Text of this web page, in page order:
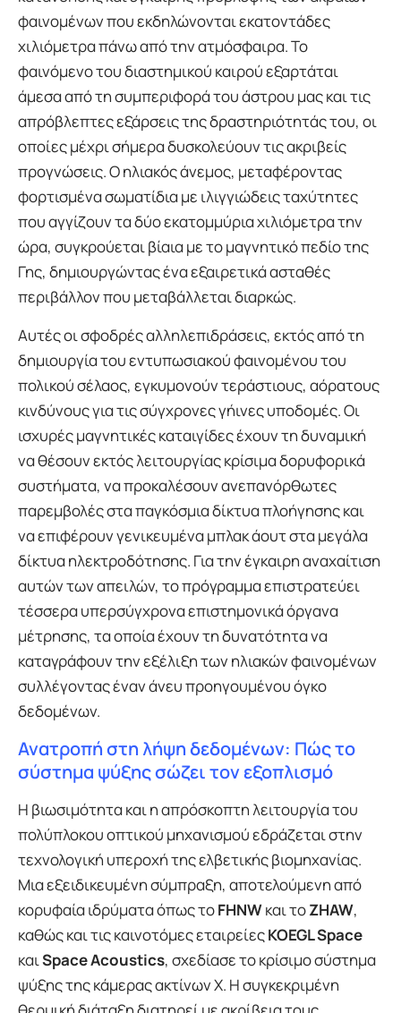
φαινομένων που εκδηλώνονται εκατοντάδες
χιλιόμετρα πάνω από την ατμόσφαιρα. Το
φαινόμενο του διαστημικού καιρού εξαρτάται
άμεσα από τη συμπεριφορά του άστρου μας και τις
απρόβλεπτες εξάρσεις της δραστηριότητάς του, οι
οποίες μέχρι σήμερα δυσκολεύουν τις ακριβείς
προγνώσεις. Ο ηλιακός άνεμος, μεταφέροντας
φορτισμένα σωματίδια με ιλιγγιώδεις ταχύτητες
που αγγίζουν τα δύο εκατομμύρια χιλιόμετρα την
ώρα, συγκρούεται βίαια με το μαγνητικό πεδίο της
Γης, δημιουργώντας ένα εξαιρετικά ασταθές
περιβάλλον που μεταβάλλεται διαρκώς.
Αυτές οι σφοδρές αλληλεπιδράσεις, εκτός από τη
δημιουργία του εντυπωσιακού φαινομένου του
πολικού σέλαος, εγκυμονούν τεράστιους, αόρατους
κινδύνους για τις σύγχρονες γήινες υποδομές. Οι
ισχυρές μαγνητικές καταιγίδες έχουν τη δυναμική
να θέσουν εκτός λειτουργίας κρίσιμα δορυφορικά
συστήματα, να προκαλέσουν ανεπανόρθωτες
παρεμβολές στα παγκόσμια δίκτυα πλοήγησης και
να επιφέρουν γενικευμένα μπλακ άουτ στα μεγάλα
δίκτυα ηλεκτροδότησης. Για την έγκαιρη αναχαίτιση
αυτών των απειλών, το πρόγραμμα επιστρατεύει
τέσσερα υπερσύγχρονα επιστημονικά όργανα
μέτρησης, τα οποία έχουν τη δυνατότητα να
καταγράφουν την εξέλιξη των ηλιακών φαινομένων
συλλέγοντας έναν άνευ προηγουμένου όγκο
δεδομένων.
Ανατροπή στη λήψη δεδομένων: Πώς το
σύστημα ψύξης σώζει τον εξοπλισμό
Η βιωσιμότητα και η απρόσκοπτη λειτουργία του
πολύπλοκου οπτικού μηχανισμού εδράζεται στην
τεχνολογική υπεροχή της ελβετικής βιομηχανίας.
Μια εξειδικευμένη σύμπραξη, αποτελούμενη από
κορυφαία ιδρύματα όπως τοFHNWκαι τοZHAW,
καθώς και τις καινοτόμες εταιρείεςKOEGL Space
καιSpace Acoustics, σχεδίασε το κρίσιμο σύστημα
ψύξης της κάμερας ακτίνων Χ. Η συγκεκριμένη